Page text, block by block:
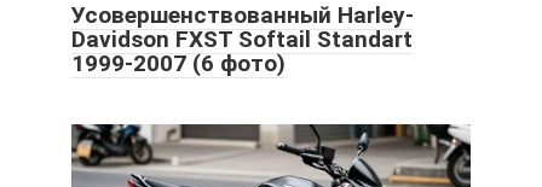
Усовершенствованный Harley-
Davidson FXST Softail Standart
1999-2007 (6 фото)